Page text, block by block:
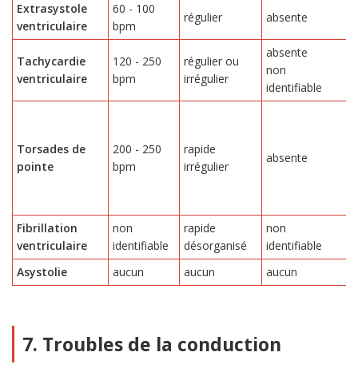
Extrasystole
ventriculaire
60 - 100
bpm
régulier absente
Tachycardie
ventriculaire
120 - 250
bpm
régulier ou
irrégulier
absente
non
identifiable
Torsades de
pointe
200 - 250
bpm
rapide
irrégulier
absente
Fibrillation
ventriculaire
non
identifiable
rapide
désorganisé
non
identifiable
Asystolie
aucun aucun aucun
7. Troubles de la conduction